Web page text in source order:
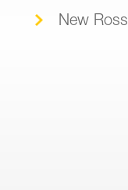
New Ross